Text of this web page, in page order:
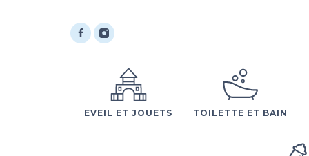
EVEIL ET JOUETS TOILETTE ET BAIN